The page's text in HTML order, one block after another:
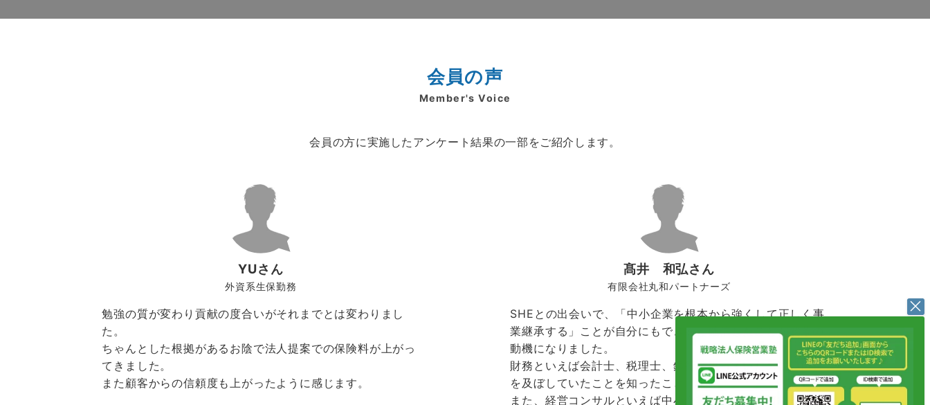
会員の声
Member's Voice
会員の方に実施したアンケート結果の一部をご紹介します。
YUさん
外資系生保勤務
勉強の質が変わり貢献の度合いがそれまでとは変わりまし
た。
ちゃんとした根拠があるお陰で法人提案での保険料が上がっ
てきました。
また顧客からの信頼度も上がったように感じます。
髙井 和弘さん
有限会社丸和パートナーズ
SHEとの出会いで、「中小企業を根本から強くして正しく事
業継承する」ことが自分にもできると確信したことが変革の
動機になりました。
財務といえば会計士、税理士、銀行と思っていたのに逆に害
を及ぼしていたことを知ったこと、
また、経営コンサルといえば中小企業診断士など資格を持っ